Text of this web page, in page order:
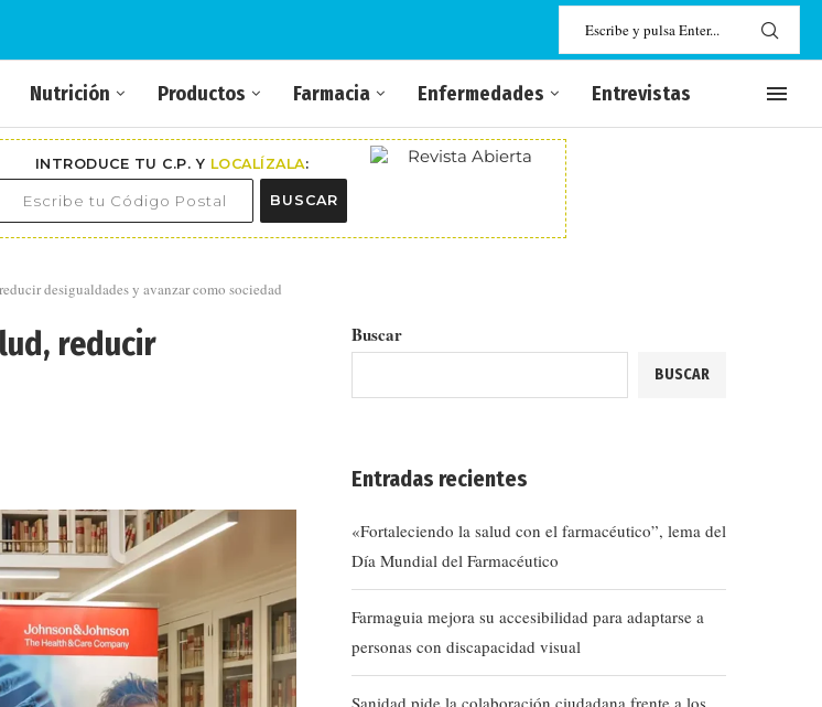
Nutrición Productos Farmacia Enfermedades Entrevistas
INTRODUCE TU C.P. Y LOCALÍZALA:
BUSCAR
desigualdades y avanzar como sociedad
reducir
Buscar
BUSCAR
Entradas recientes
«Fortaleciendo la salud con el farmacéutico”, lema del
Día Mundial del Farmacéutico
Farmaguia mejora su accesibilidad para adaptarse a
personas con discapacidad visual
Sanidad pide la colaboración ciudadana frente a los